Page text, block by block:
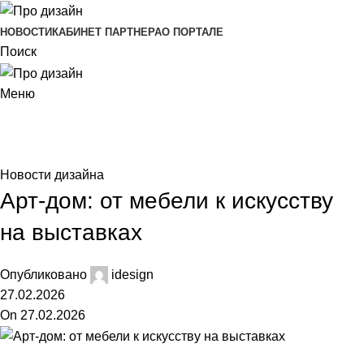
НОВОСТИ КАБИНЕТ ПАРТНЕРАО ПОРТАЛЕ
Поиск
Меню
Новости дизайна
Арт-дом: от мебели к искусству
на выставках
Опубликовано
idesign
27.02.2026
On 27.02.2026